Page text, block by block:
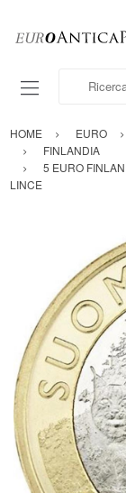
Ricerca
HOME EURO
FINLANDIA
5 EURO
LINCE